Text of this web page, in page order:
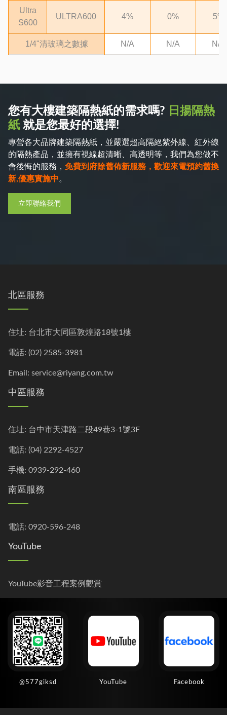
Ultra
S600
ULTRA600 4% 0% 5%
1/4"清玻璃之數據 N/A N/A N/A
您有大樓建築隔熱紙的需求嗎? 日揚隔熱
紙 就是您最好的選擇!
專營各大品牌建築隔熱紙，並嚴選超高隔絕紫外線、紅外線
的隔熱產品，並擁有視線超清晰、高透明等，我們為您做不
會後悔的服務， 免費到府除舊佈新服務，歡迎來電預約舊換
新,優惠實施中。
立即聯絡我們
北區服務
住址: 台北市大同區敦煌路18號1樓
電話: (02) 2585-3981
Email: service@riyang.com.tw
中區服務
住址: 台中市天津路二段49巷3-1號3F
電話: (04) 2292-4527
手機: 0939-292-460
南區服務
電話: 0920-596-248
YouTube
YouTube影音工程案例觀賞
@577giksd YouTube Facebook